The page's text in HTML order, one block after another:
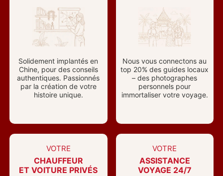
Solidement implantés en
Chine, pour des conseils
authentiques. Passionnés
par la création de votre
histoire unique.
Nous vous connectons au
top 20% des guides locaux
– des photographes
personnels pour
immortaliser votre voyage.
VOTRE
CHAUFFEUR
ET VOITURE PRIVÉS
VOTRE
ASSISTANCE
VOYAGE 24/7